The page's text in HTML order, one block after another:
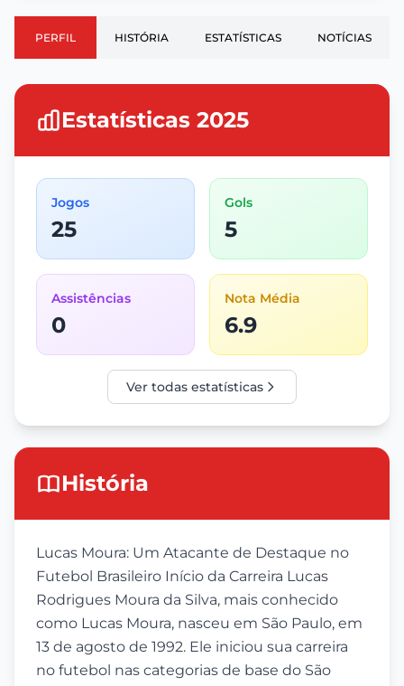
PERFIL HISTÓRIA ESTATÍSTICAS NOTÍCIAS
Estatísticas 2025
Jogos
25
Gols
5
Assistências
0
Nota Média
6.9
Ver todas estatísticas
História
Lucas Moura: Um Atacante de Destaque no
Futebol Brasileiro Início da Carreira Lucas
Rodrigues Moura da Silva, mais conhecido
como Lucas Moura, nasceu em São Paulo, em
13 de agosto de 1992. Ele iniciou sua carreira
no futebol nas categorias de base do São